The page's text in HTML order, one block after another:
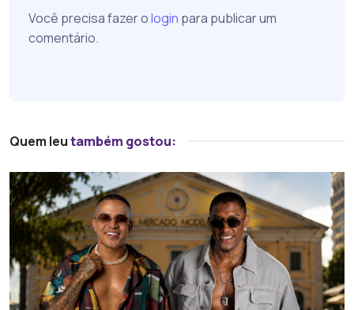
Você precisa fazer ologin para publicar um
comentário.
Quem leutambém gostou: